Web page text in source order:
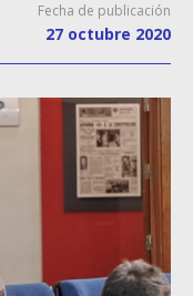
Fecha de publicación
27 octubre 2020